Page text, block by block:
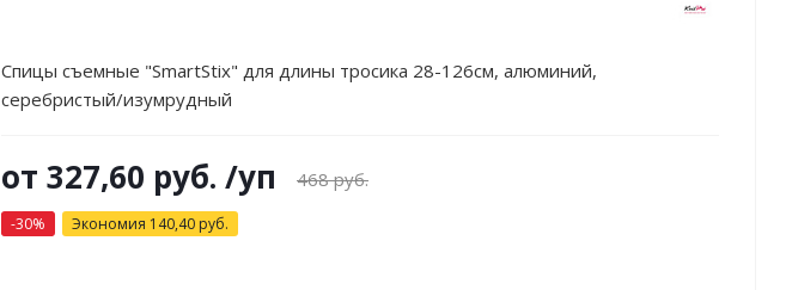
Спицы съемные "SmartStix" для длины тросика 28-126см, алюминий,
серебристый/изумрудный
от 327,60 руб. /уп 468 руб.
-30% Экономия 140,40 руб.